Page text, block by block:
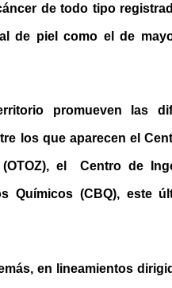
de todo tipo
de piel como el de
promueven las
los que aparecen el
el Centro de
Químicos (CBQ), este
en lineamientos